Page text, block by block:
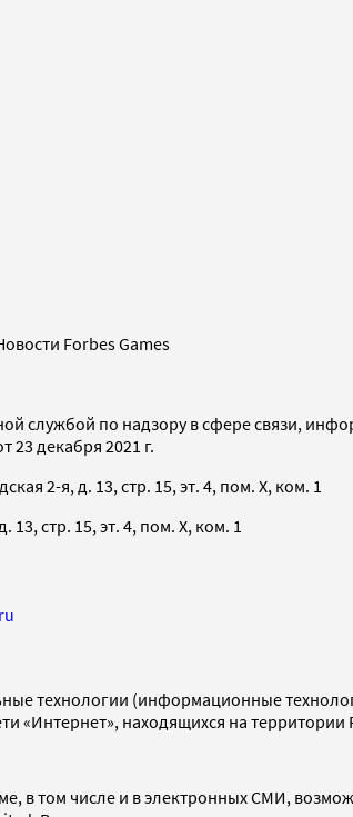
Forbes Games
службой по надзору в сфере связи,
23 декабря 2021 г.
2-я, д. 13, стр. 15, эт. 4, пом. X, ком. 1
стр. 15, эт. 4, пом. X, ком. 1
технологии (информационные
«Интернет», находящихся на
в том числе и в электронных СМИ,